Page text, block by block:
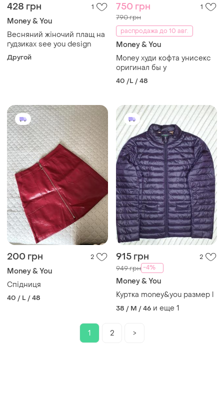
428 грн 1
Money & You
Весняний жіночий плащ на
ґудзиках see you design
Другой
750 грн 1
790 грн
распродажа до 10 авг.
Money & You
Money худи кофта унисекс
оригинал бы у
40 /L / 48
200 грн 2
Money & You
Спідниця
40 / L / 48
915 грн 2
949 грн -4%
Money & You
Куртка money&you размер l
38 / M / 46 и еще 1
1 2 >